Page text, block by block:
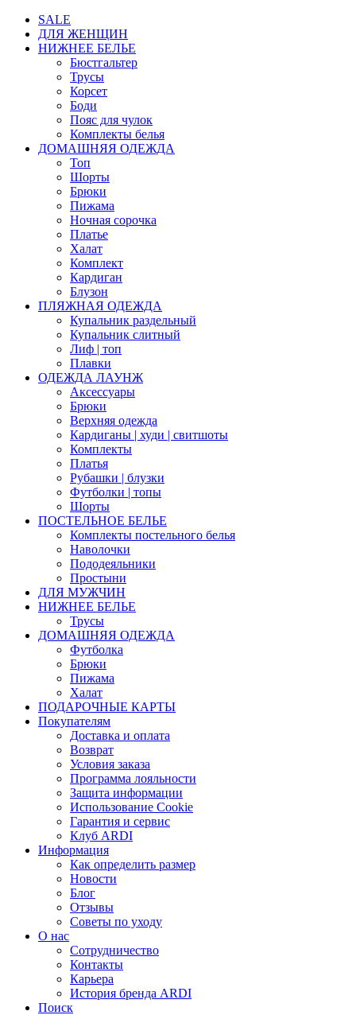
SALE
ДЛЯ ЖЕНЩИН
НИЖНЕЕ БЕЛЬЕ
Бюстгальтер
Трусы
Корсет
Боди
Пояс для чулок
Комплекты белья
ДОМАШНЯЯ ОДЕЖДА
Топ
Шорты
Брюки
Пижама
Ночная сорочка
Платье
Халат
Комплект
Кардиган
Блузон
ПЛЯЖНАЯ ОДЕЖДА
Купальник раздельный
Купальник слитный
Лиф | топ
Плавки
ОДЕЖДА ЛАУНЖ
Аксессуары
Брюки
Верхняя одежда
Кардиганы | худи | свитшоты
Комплекты
Платья
Рубашки | блузки
Футболки | топы
Шорты
ПОСТЕЛЬНОЕ БЕЛЬЕ
Комплекты постельного белья
Наволочки
Пододеяльники
Простыни
ДЛЯ МУЖЧИН
НИЖНЕЕ БЕЛЬЕ
Трусы
ДОМАШНЯЯ ОДЕЖДА
Футболка
Брюки
Пижама
Халат
ПОДАРОЧНЫЕ КАРТЫ
Покупателям
Доставка и оплата
Возврат
Условия заказа
Программа лояльности
Защита информации
Использование Cookie
Гарантия и сервис
Клуб ARDI
Информация
Как определить размер
Новости
Блог
Отзывы
Советы по уходу
О нас
Сотрудничество
Контакты
Карьера
История бренда ARDI
Поиск